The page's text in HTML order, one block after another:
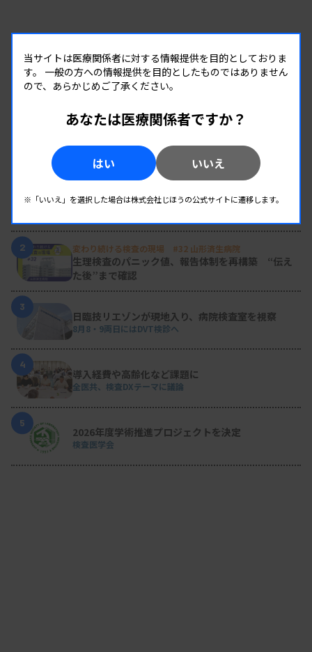
RANKING
人気の記事
新人臨床検査技師の歩き方 ［第16回］
2 変わり続ける検査の現場 #32 山形済生病院
生理検査のパニック値、報告体制を再構築 “伝え
た後”まで確認
3
日臨技リエゾンが現地入り、病院検査室を視察
8月8・9両日にはDVT検診へ
4
導入経費や高齢化など課題に
全医共、検査DXテーマに議論
5
2026年度学術推進プロジェクトを決定
検査医学会
当サイトは医療関係者に対する情報提供を目的としておりま
す。 一般の方への情報提供を目的としたものではありません
ので、あらかじめご了承ください。
あなたは医療関係者ですか？
はい いいえ
※「いいえ」を選択した場合は株式会社じほうの公式サイトに遷移します。